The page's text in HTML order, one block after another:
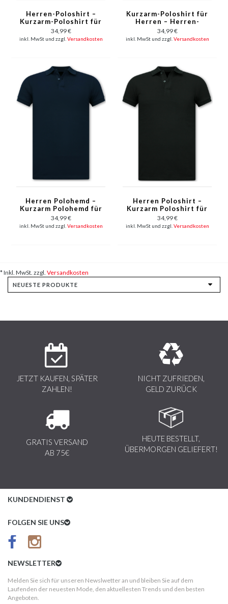
Herren-Poloshirt –
Kurzarm-Poloshirt für
Herren – Slim Fit –
A150-3 – Marineblau
34,99 €
inkl. MwSt und zzgl. Versandkosten
Kurzarm-Poloshirt für
Herren – Herren-
Poloshirt – Slim-Fit-
Poloshirt für Herren –
A150-1 – Schwarz
34,99 €
inkl. MwSt und zzgl. Versandkosten
Herren Polohemd –
Kurzarm Polohemd für
Herren – Slim Fit –
A150 – Dunkelblau
34,99 €
inkl. MwSt und zzgl. Versandkosten
Herren Poloshirt –
Kurzarm Poloshirt für
Herren – Slim Fit
Poloshirt für Herren –
A150 – Schwarz
34,99 €
inkl. MwSt und zzgl. Versandkosten
* Inkl. MwSt. zzgl. Versandkosten
JETZT KAUFEN, SPÄTER
ZAHLEN!
NICHT ZUFRIEDEN,
GELD ZURÜCK
GRATIS VERSAND
AB 75€
HEUTE BESTELLT,
ÜBERMORGEN GELIEFERT!
KUNDENDIENST
Kundenservice
AGB
Kundeninformationen
FOLGEN SIE UNS
NEWSLETTER
Melden Sie sich für unseren Newslwetter an und bleiben Sie auf dem
Laufenden der neuesten Mode, den aktuellesten Trends und den besten
Angeboten.